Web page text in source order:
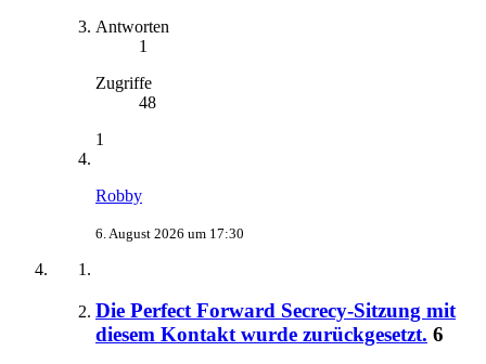
Antworten
1
Zugriffe
48
1
Robby
6. August 2026 um 17:30
Die Perfect Forward Secrecy-Sitzung mit
diesem Kontakt wurde zurückgesetzt. 6